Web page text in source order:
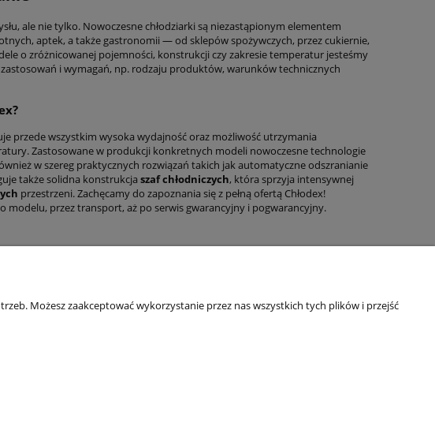
ale nie tylko. Nowoczesne chłodziarki są niezastąpionym elementem
aptek, a także gastronomii — od sklepów spożywczych, przez cukiernie,
o zróżnicowanej pojemności, konstrukcji czy zakresie temperatur jesteśmy
i wymagań, np. rodzaju produktów, warunków technicznych
przede wszystkim wysoka wydajność oraz możliwość utrzymania
Zastosowane w produkcji konkretnych modeli nowoczesne technologie
w szereg praktycznych rozwiązań takich jak automatyczne odszranianie
także solidna konstrukcja szaf chłodniczych, która sprzyja intensywnej
przestrzeni. Zachęcamy do zapoznania się z pełną ofertą Chłodex!
przez transport, aż po serwis gwarancyjny i pogwarancyjny.
Możesz zaakceptować wykorzystanie przez nas wszystkich tych plików i przejść